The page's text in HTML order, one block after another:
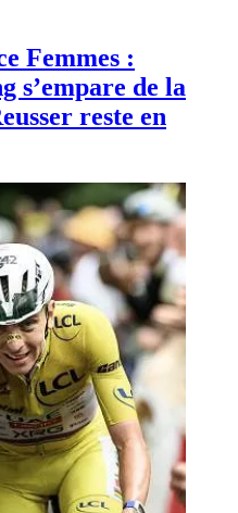
Femmes :
s’empare de la
reste en